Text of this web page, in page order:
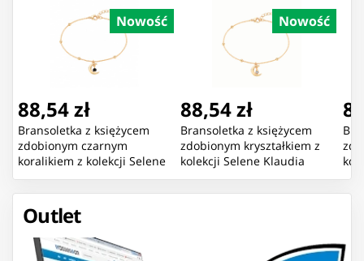
Nowość
88,54 zł
Bransoletka z księżycem
zdobionym czarnym
koralikiem z kolekcji Selene
Klaudia Nieścior
(B25/KN/12AU)
Nowość
88,54 zł
Bransoletka z księżycem
zdobionym kryształkiem z
kolekcji Selene Klaudia
Nieścior (B25/KN/11AU)
Outlet